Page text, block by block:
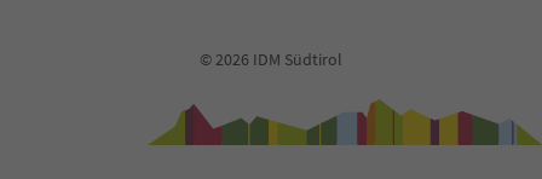
© 2026 IDM Südtirol